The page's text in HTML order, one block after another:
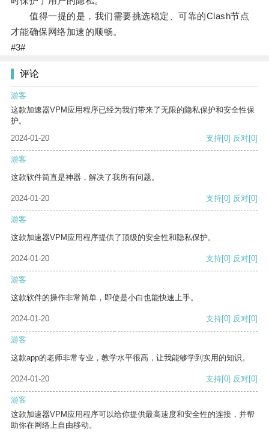
值得一提的是，我们需要挑选稳定、可靠的Clash节点
才能确保网络加速的顺畅。
#3#
评论
游客
这款加速器VPM应用程序已经为我们带来了无限的隐私保护和安全性保
护。
2024-01-20
支持[0] 反对[0]
游客
这款软件简直是神器，解决了我所有问题。
2024-01-20 支持[0] 反对[0]
游客
这款加速器VPM应用程序提供了顶级的安全性和隐私保护。
2024-01-20 支持[0] 反对[0]
游客
这款软件的操作非常简单，即使是小白也能快速上手。
2024-01-20 支持[0] 反对[0]
游客
这款app的老师非常专业，教学水平很高，让我能够学到实用的知识。
2024-01-20 支持[0] 反对[0]
游客
这款加速器VPM应用程序可以给你提供最高速度和安全性的连接，并帮
助你在网络上自由移动。